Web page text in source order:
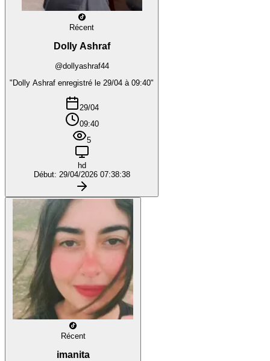
Récent
Dolly Ashraf
@dollyashraf44
"Dolly Ashraf enregistré le 29/04 à 09:40"
29/04
09:40
5
hd
Début: 29/04/2026 07:38:38
Récent
imanita